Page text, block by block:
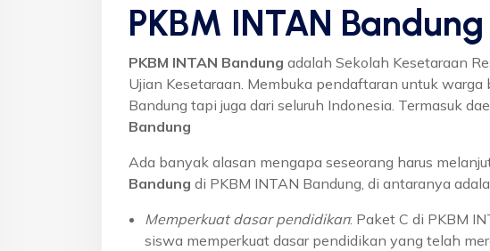
PKBM INTAN
PKBM INTAN Bandung adalah Sekolah Kesetaraan
Ujian Kesetaraan. Membuka pendaftaran untuk warga
Bandung tapi juga dari seluruh Indonesia. Termasuk
Bandung
Ada banyak alasan mengapa seseorang harus
Bandung di PKBM INTAN Bandung, di antaranya
Memperkuat dasar pendidikan: Paket C di PKBM
siswa memperkuat dasar pendidikan yang telah